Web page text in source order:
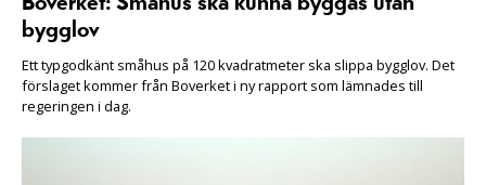
bygglov
Ett typgodkänt småhus på 120 kvadratmeter ska slippa bygglov. Det
förslaget kommer från Boverket i ny rapport som lämnades till
regeringen i dag.